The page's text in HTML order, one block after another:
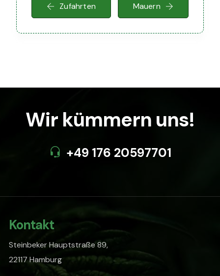
Zufahrten Mauern
Wir kümmern uns!
+49 176 20597701
Kontakt
Steinbeker Hauptstraße 89,
22117 Hamburg